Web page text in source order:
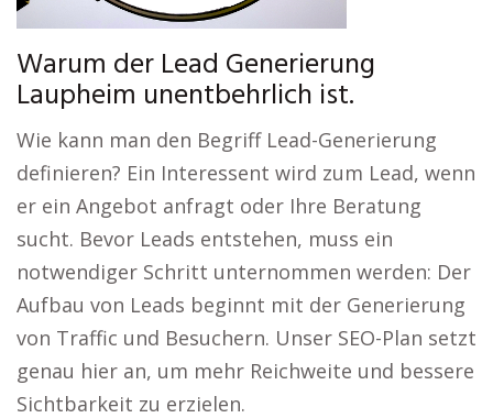
Warum der Lead Generierung
Laupheim unentbehrlich ist.
Wie kann man den Begriff Lead-Generierung
definieren? Ein Interessent wird zum Lead, wenn
er ein Angebot anfragt oder Ihre Beratung
sucht. Bevor Leads entstehen, muss ein
notwendiger Schritt unternommen werden: Der
Aufbau von Leads beginnt mit der Generierung
von Traffic und Besuchern. Unser SEO-Plan setzt
genau hier an, um mehr Reichweite und bessere
Sichtbarkeit zu erzielen.